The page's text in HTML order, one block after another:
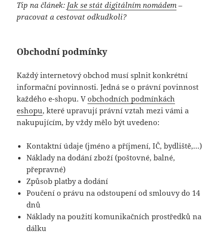
Tip na článek: Jak se stát digitálním nomádem –
pracovat a cestovat odkudkoli?
Obchodní podmínky
Každý internetový obchod musí splnit konkrétní
informační povinnosti. Jedná se o právní povinnost
každého e-shopu. Vobchodních podmínkách
eshopu, které upravují právní vztah mezi vámi a
nakupujícím, by vždy mělo být uvedeno:
Kontaktní údaje (jméno a příjmení, IČ, bydliště,…)
Náklady na dodání zboží (poštovné, balné,
přepravné)
Způsob platby a dodání
Poučení o právu na odstoupení od smlouvy do 14
dnů
Náklady na použití komunikačních prostředků na
dálku